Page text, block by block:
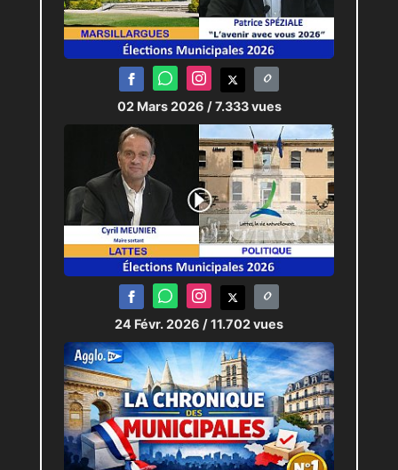
02 Mars 2026 / 7.333 vues
24 Févr. 2026 / 11.702 vues